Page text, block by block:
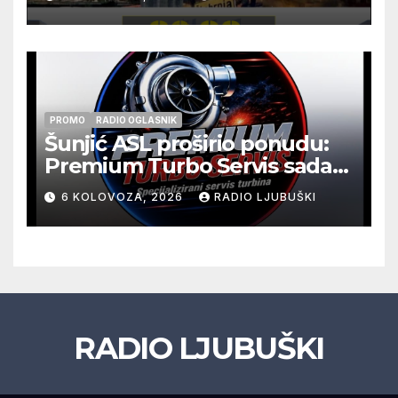
Kraljevića i osmorice
pripadnika HOS-a
PROMO RADIO OGLASNIK
Šunjić ASL proširio ponudu:
Premium Turbo Servis sada
na jednoj adresi u Ljubuškom
6 KOLOVOZA, 2026 RADIO LJUBUŠKI
RADIO LJUBUŠKI